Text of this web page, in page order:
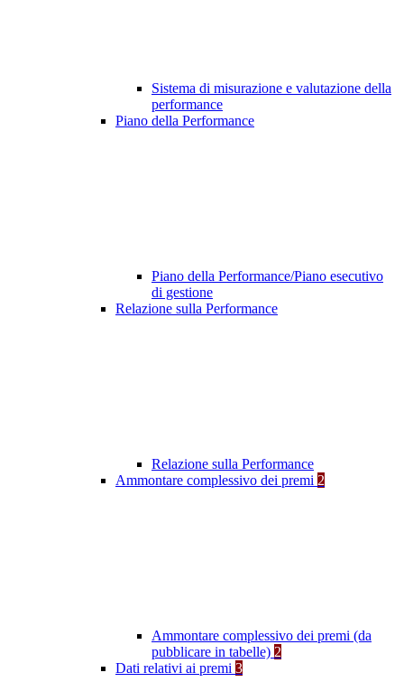
Sistema di misurazione e valutazione della
performance
Piano della Performance
Piano della Performance/Piano esecutivo
di gestione
Relazione sulla Performance
Relazione sulla Performance
Ammontare complessivo dei premi 2
Ammontare complessivo dei premi (da
pubblicare in tabelle) 2
Dati relativi ai premi 3